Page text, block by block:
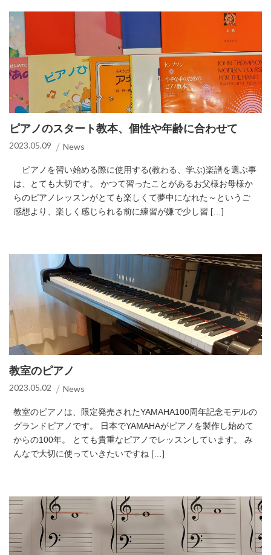
ピアノのスタート教本、個性や年齢に合わせて
2023.05.09 News
ピアノを習い始める際に使用する(教わる、学ぶ)楽譜を選ぶ事
は、とても大切です。 かつて習ったことがあるお父様お母様か
らのピアノレッスンがとても楽しくて夢中になれた～というご
感想より、楽しく感じられる前に練習が嫌で少し習 […]
教室のピアノ
2023.05.02 News
教室のピアノは、限定発売されたYAMAHA100周年記念モデルの
グランドピアノです。 日本でYAMAHAがピアノを製作し始めて
からの100年。 とても貴重なピアノでレッスンしています。 み
んなで大切に使っていきたいですね […]